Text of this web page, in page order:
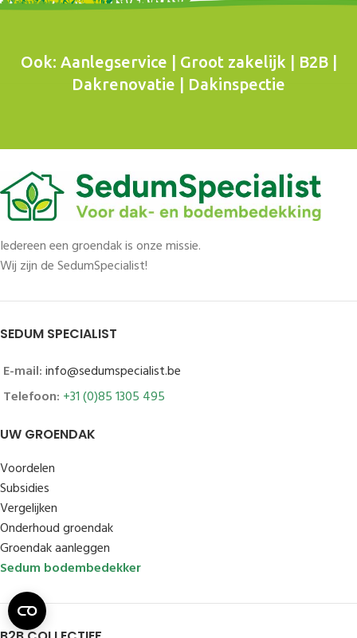
Ook: Aanlegservice | Groot zakelijk | B2B |
Dakrenovatie | Dakinspectie
Iedereen een groendak is onze missie.
Wij zijn de SedumSpecialist!
SEDUM SPECIALIST
E-mail:info@sedumspecialist.be
Telefoon: +31 (0)85 1305 495
UW GROENDAK
Voordelen
Subsidies
Vergelijken
Onderhoud groendak
Groendak aanleggen
Sedum bodembedekker